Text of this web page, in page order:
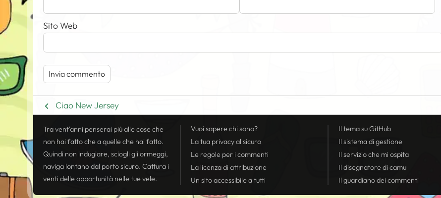
Sito Web
Ciao New Jersey
Tra vent'anni penserai più alle cose che
non hai fatto che a quelle che hai fatto.
Quindi non indugiare, sciogli gli ormeggi,
naviga lontano dal porto sicuro. Cattura i
venti delle opportunità nelle tue vele.
Vuoi sapere chi sono?
La tua privacyal sicuro
Le regole per i commenti
La licenza di attribuzione
Un sito accessibile a tutti
Il tema su GitHub
Il sistema di gestione
Il servizio che mi ospita
Il disegnatore di camu
Il guardiano dei commenti